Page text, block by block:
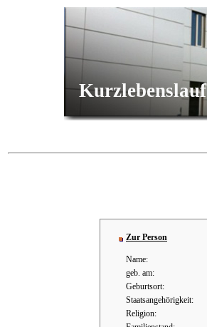
Kurzlebenslauf
Zur Person
Name:
geb. am:
Geburtsort:
Staatsangehörigkeit:
Religion: